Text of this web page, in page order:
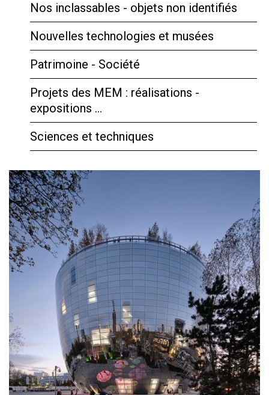
Nos inclassables - objets non identifiés
Nouvelles technologies et musées
Patrimoine - Société
Projets des MEM : réalisations -
expositions …
Sciences et techniques